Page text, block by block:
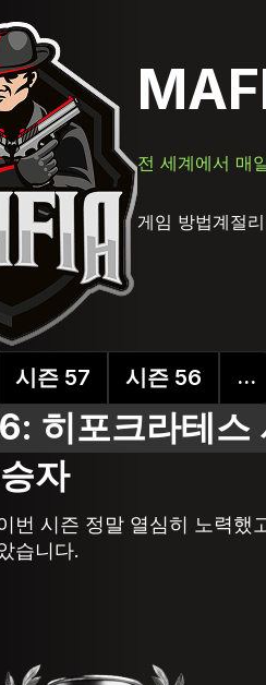
전 세계에서 매
게임 방법계절
시즌 57 시즌 56 ...
히포크라테스
자
번 시즌 정말 열심히 노력했
습니다.